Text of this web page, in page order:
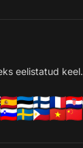
eelistatud keel.